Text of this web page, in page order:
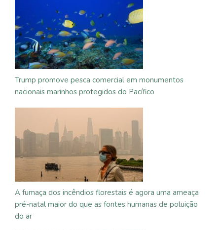
Trump promove pesca comercial em monumentos
nacionais marinhos protegidos do Pacífico
A fumaça dos incêndios florestais é agora uma ameaça
pré-natal maior do que as fontes humanas de poluição
do ar